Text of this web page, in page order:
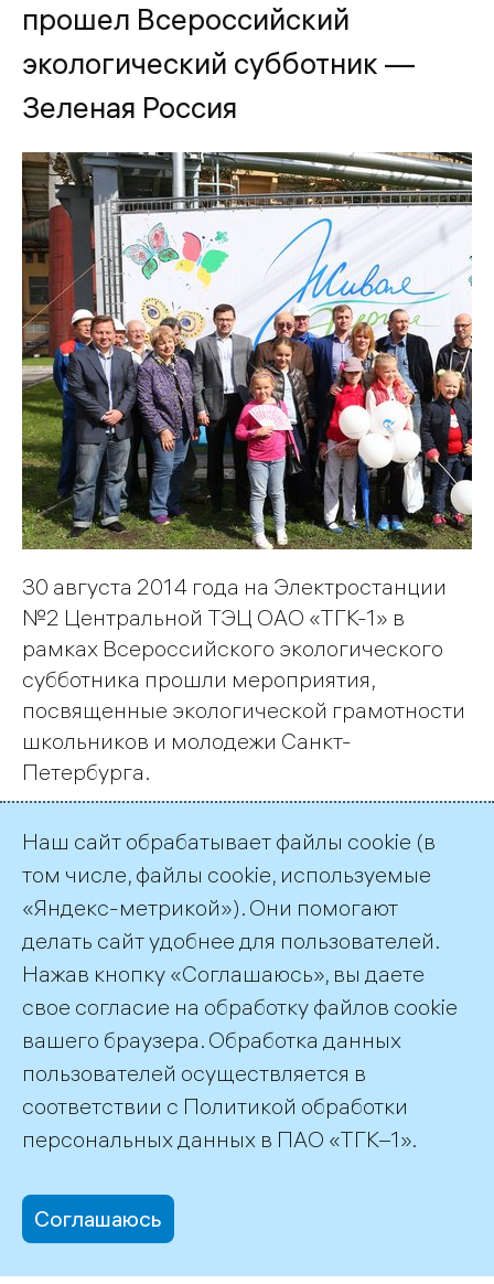
прошел Всероссийский
экологический субботник —
Зеленая Россия
30 августа 2014 года на Электростанции
№2 Центральной ТЭЦ ОАО «ТГК-1» в
рамках Всероссийского экологического
субботника прошли мероприятия,
посвященные экологической грамотности
школьников и молодежи Санкт-
Петербурга.
Страница 2 из 2.
Назад 1 2
Подписка на публикацииRSS
©2026 ПАО «ТГК–1»
office@tgc1.ru
Наш сайт обрабатывает файлы cookie (в
том числе, файлы cookie, используемые
«Яндекс-метрикой»). Они помогают
делать сайт удобнее для пользователей.
Нажав кнопку «Соглашаюсь», вы даете
свое согласие на обработку файлов cookie
вашего браузера. Обработка данных
пользователей осуществляется в
соответствии с Политикой обработки
персональных данных в ПАО «ТГК–1».
Соглашаюсь